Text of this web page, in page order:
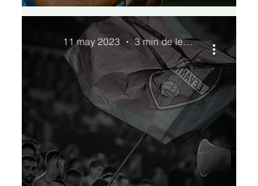
11 may 2023 3 min de lectura